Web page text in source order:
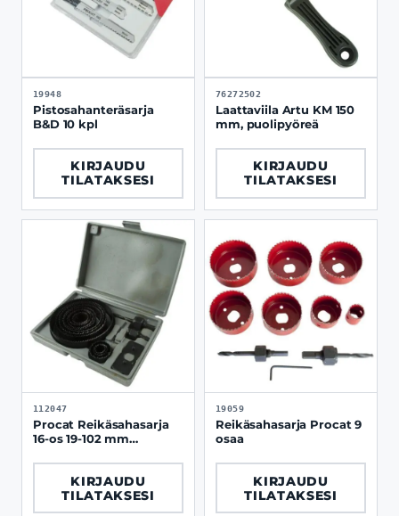
19948
Pistosahanteräsarja
B&D 10 kpl
KIRJAUDU
TILATAKSESI
76272502
Laattaviila Artu KM 150
mm, puolipyöreä
KIRJAUDU
TILATAKSESI
112047
Procat Reikäsahasarja
16-os 19-102 mm
KIRJAUDU
TILATAKSESI
19059
Reikäsahasarja Procat 9
osaa
KIRJAUDU
TILATAKSESI